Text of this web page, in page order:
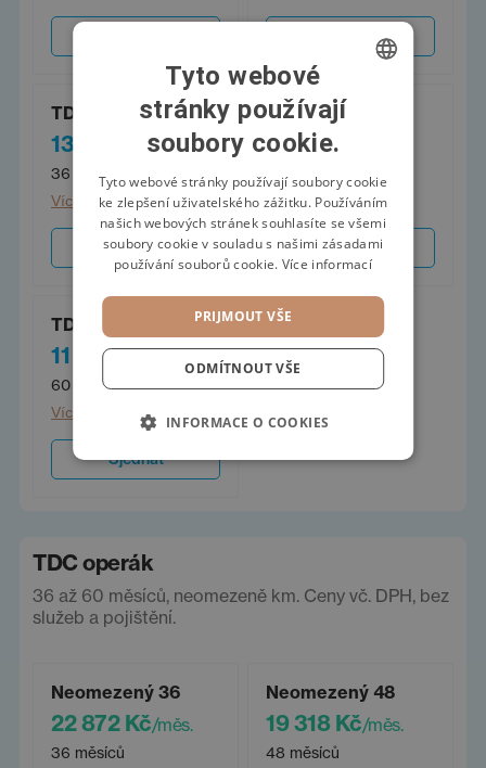
TDC flexi úvěr 36
13 326 Kč/měs.
36 měsíců
Více informací
Sjednat
TDC flexi úvěr 48
12 454 Kč
48 měsíců
Více informací
Sjednat
TDC flexi úvěr 60
11 409 Kč/měs.
60 měsíců
Více informací
Sjednat
TDC operák
36 až 60 měsíců, neomezeně km. Ceny vč. DPH, bez
služeb a pojištění.
Neomezený 36
22 872 Kč/měs.
36 měsíců
Neomezený 48
19 318 Kč/měs.
48 měsíců
CZECH
SWEDISH
POLISH
GERMAN
Tyto webové
stránky používají
soubory cookie.
Tyto webové stránky používají soubory cookie
ke zlepšení uživatelského zážitku. Používáním
našich webových stránek souhlasíte se všemi
soubory cookie v souladu s našimi zásadami
používání souborů cookie. Více informací
PRIJMOUT VŠE
ODMÍTNOUT VŠE
INFORMACE O COOKIES